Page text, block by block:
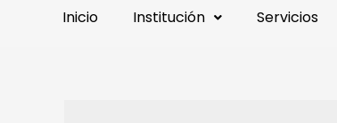
Inicio Institución Servicios